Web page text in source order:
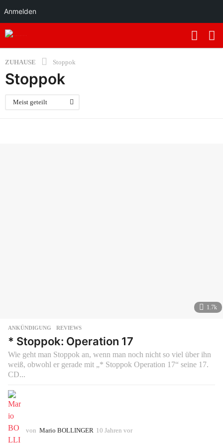
Anmelden
ZUHAUSE Stoppok
Stoppok
Meist geteilt
1.7k
ANKÜNDIGUNG ,REVIEWS
* Stoppok: Operation 17
Wie geht man Stoppok an, wenn man noch nicht so viel über ihn
weiß, obwohl er gerade mit „* Stoppok Operation 17“ seine 17.
CD...
von Mario BOLLINGER 10 Jahren vor